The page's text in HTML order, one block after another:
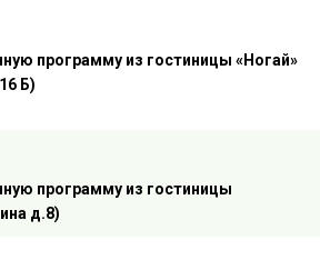
программу из гостиницы «Ногай»
Б)
программу из гостиницы
д.8)